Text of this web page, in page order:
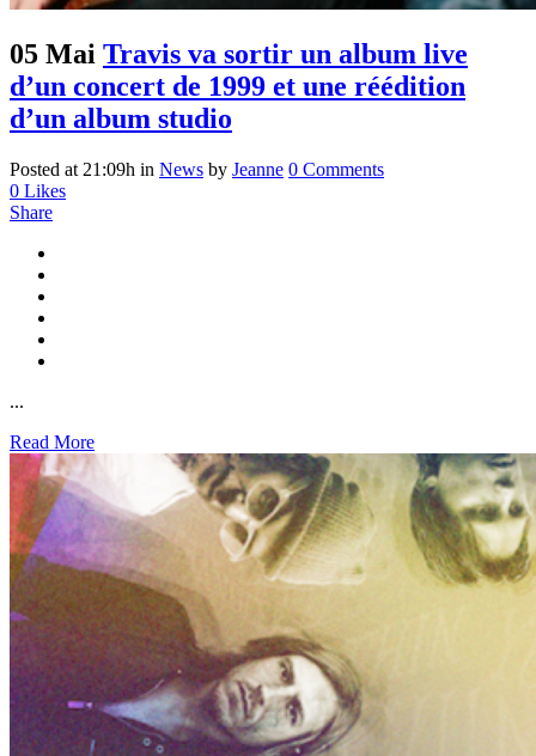
05 Mai Travis va sortir un album live
d’un concert de 1999 et une réédition
d’un album studio
Posted at 21:09h in News by Jeanne 0 Comments
0 Likes
Share
...
Read More